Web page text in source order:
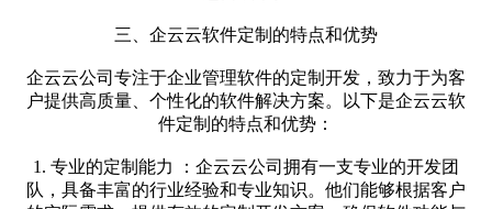
三、企云云软件定制的特点和优势
企云云公司专注于企业管理软件的定制开发，致力于为客
户提供高质量、个性化的软件解决方案。以下是企云云软
件定制的特点和优势：
1. 专业的定制能力 ：企云云公司拥有一支专业的开发团
队，具备丰富的行业经验和专业知识。他们能够根据客户